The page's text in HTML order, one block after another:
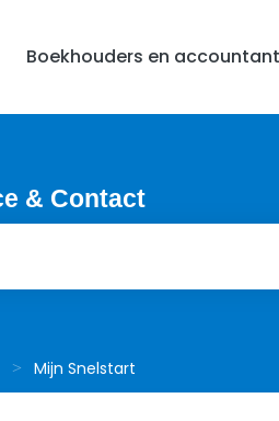
Boekhouders en
& Contact
Mijn Snelstart